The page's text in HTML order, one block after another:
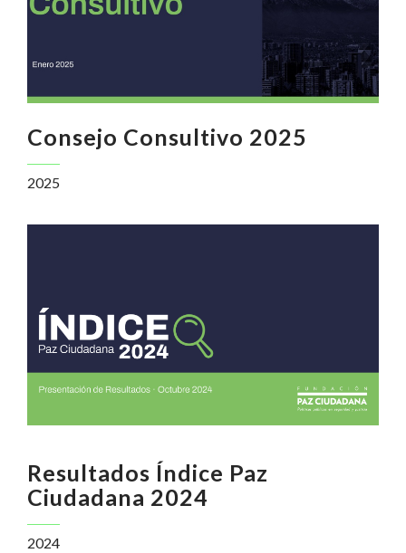
Consejo Consultivo 2025
2025
Resultados Índice Paz
Ciudadana 2024
2024